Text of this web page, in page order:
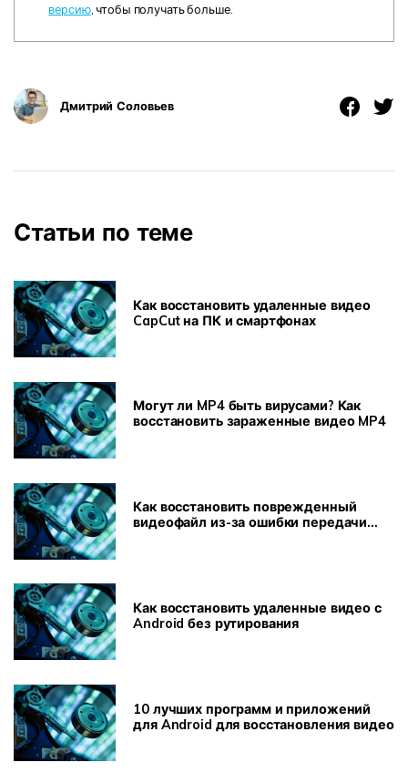
версию, чтобы получать больше.
Дмитрий Соловьев
Статьи по теме
Как восстановить удаленные видео
CapCut на ПК и смартфонах
Могут ли MP4 быть вирусами? Как
восстановить зараженные видео MP4
Как восстановить поврежденный
видеофайл из-за ошибки передачи
Как восстановить удаленные видео с
Android без рутирования
10 лучших программ и приложений
для Android для восстановления видео